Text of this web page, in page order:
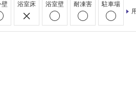
壁 浴室床 浴室壁 耐凍害
駐車場